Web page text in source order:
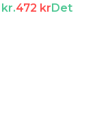
472 kr Det